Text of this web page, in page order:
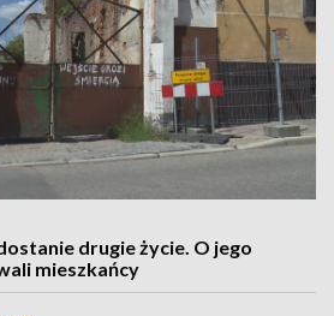
drugie życie. O jego
mieszkańcy